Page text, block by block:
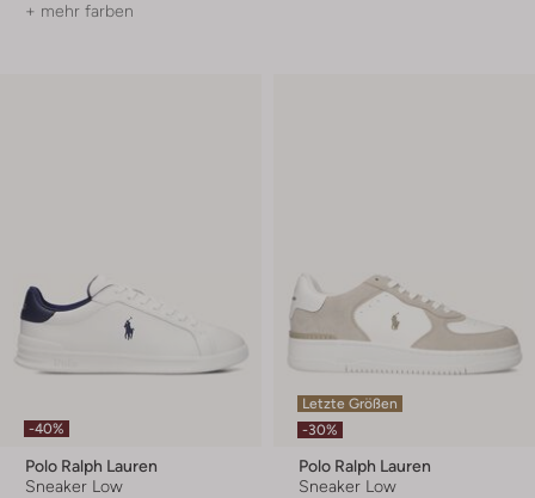
+ mehr farben
-40%
Polo Ralph Lauren
Sneaker Low
Letzte Größen
-30%
Polo Ralph Lauren
Sneaker Low